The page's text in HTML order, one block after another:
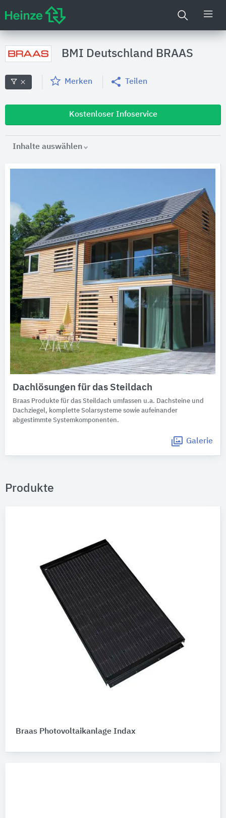
BMI Deutschland BRAAS
Merken Teilen
Kostenloser Infoservice
Inhalte auswählen
Dachlösungen für das Steildach
Braas Produkte für das Steildach umfassen u.a. Dachsteine und
Dachziegel, komplette Solarsysteme sowie aufeinander
abgestimmte Systemkomponenten.
Galerie
Produkte
Braas Photovoltaikanlage Indax